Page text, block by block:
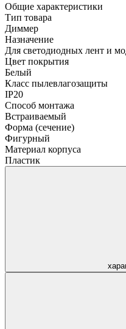
Общие характеристики
Тип товара
Диммер
Назначение
Для светодиодных лент и
Цвет покрытия
Белый
Класс пылевлагозащиты
IP20
Способ монтажа
Встраиваемый
Форма (сечение)
Фигурный
Материал корпуса
Пластик